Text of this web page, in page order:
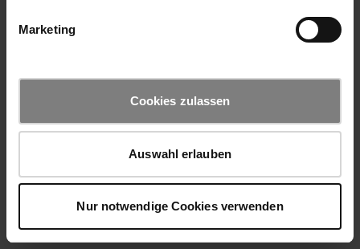
Marketing
Cookies zulassen
Auswahl erlauben
Nur notwendige Cookies verwenden